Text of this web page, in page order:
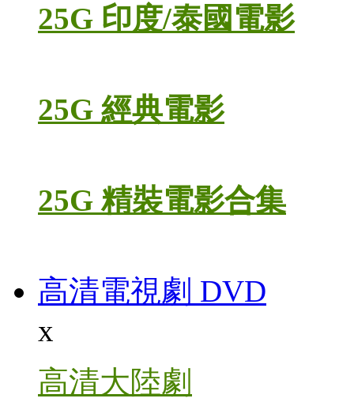
25G 印度/泰國電影
25G 經典電影
25G 精裝電影合集
高清電視劇 DVD
x
高清大陸劇